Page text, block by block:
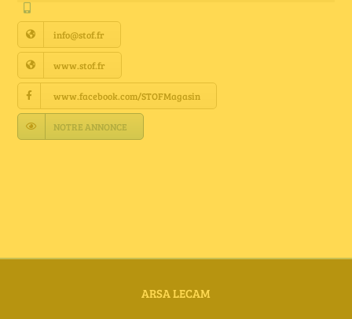
Annuaire Fournisseurs
Actualités
Contact
info@stof.fr
www.stof.fr
www.facebook.com/STOFMagasin
NOTRE ANNONCE
ARSA LECAM